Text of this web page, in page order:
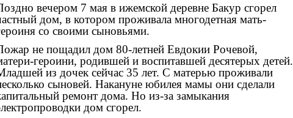
вечером 7 мая в ижемской деревне Бакур сгорел
дом, в котором проживала многодетная мать-
со своими сыновьями.
не пощадил дом 80-летней Евдокии Рочевой,
героини, родившей и воспитавшей десятерых детей.
из дочек сейчас 35 лет. С матерью проживали
сыновей. Накануне юбилея мамы они сделали
ремонт дома. Но из-за замыкания
дом сгорел.